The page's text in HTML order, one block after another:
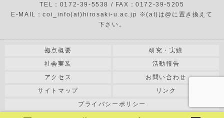
TEL：0172-39-5538 / FAX：0172-39-5205
E-MAIL：coi_info(at)hirosaki-u.ac.jp ※(at)は@に置き換えて
下さい。
拠点概要
研究・実績
社会実装
活動報告
アクセス
お問い合わせ
サイトマップ
リンク
プライバシーポリシー